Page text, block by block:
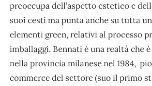
preoccupa dell’aspetto estetico e
suoi cesti ma punta anche su tutta
elementi green, relativi al processo
imballaggi. Bennati è una realtà che
nella provincia milanese nel 1984,
commerce del settore (suo il primo